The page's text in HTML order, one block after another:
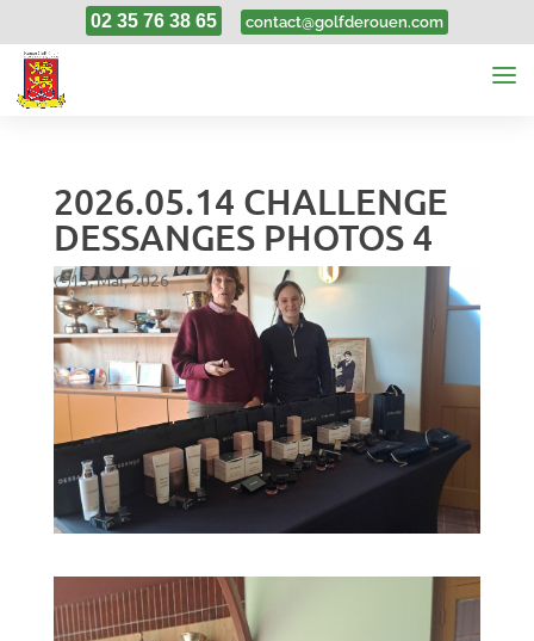
02 35 76 38 65 contact@golfderouen.com
2026.05.14 CHALLENGE
DESSANGES PHOTOS 4
15, Mai, 2026